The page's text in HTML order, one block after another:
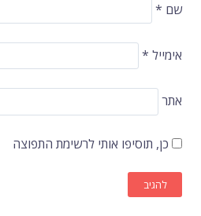
שם *
אימייל *
אתר
כן, תוסיפו אותי לרשימת התפוצה